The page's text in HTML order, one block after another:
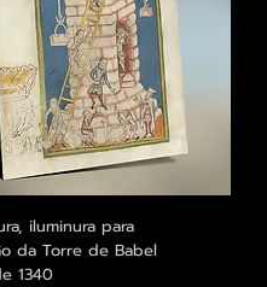
iluminura para
da Torre de Babel
1340